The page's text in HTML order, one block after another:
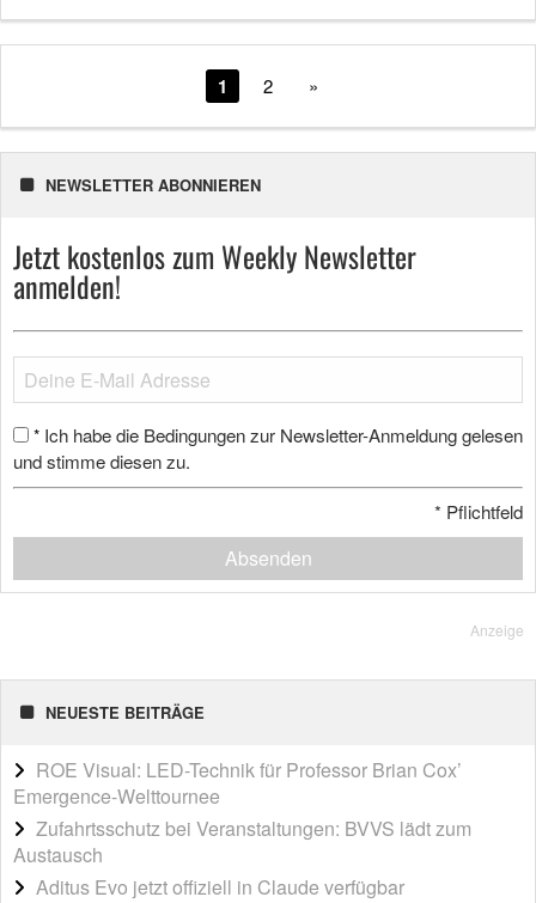
1 2 »
NEWSLETTER ABONNIEREN
Jetzt kostenlos zum Weekly Newsletter
anmelden!
* Ich habe die Bedingungen zur Newsletter-Anmeldung gelesen
und stimme diesen zu.
* Pflichtfeld
Absenden
Anzeige
NEUESTE BEITRÄGE
ROE Visual: LED-Technik für Professor Brian Cox’
Emergence-Welttournee
Zufahrtsschutz bei Veranstaltungen: BVVS lädt zum
Austausch
Aditus Evo jetzt offiziell in Claude verfügbar